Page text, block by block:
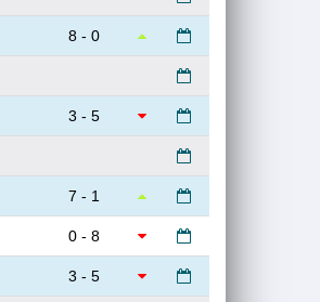
8 - 0
3 - 5
7 - 1
0 - 8
3 - 5